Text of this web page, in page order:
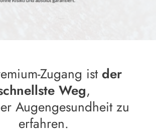
Zugang ist der
Weg,
Augengesundheit zu
erfahren.